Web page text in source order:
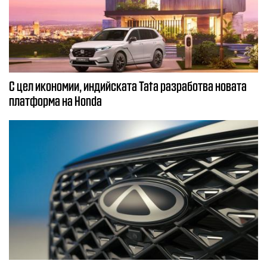
С цел икономии, индийската Tata разработва новата
платформа на Honda